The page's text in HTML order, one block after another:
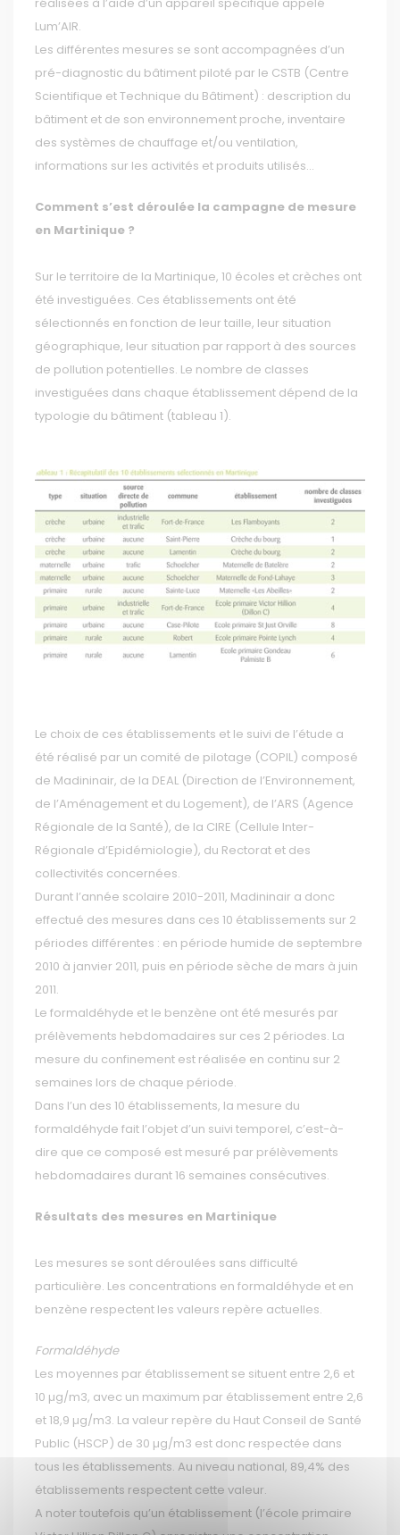
Lum’AIR.
Les différentes mesures se sont accompagnées d’un
pré-diagnostic du bâtiment piloté par le CSTB (Centre
Scientifique et Technique du Bâtiment) : description du
bâtiment et de son environnement proche, inventaire
des systèmes de chauffage et/ou ventilation,
informations sur les activités et produits utilisés...
Comment s’est déroulée la campagne de mesure
en Martinique ?
Sur le territoire de la Martinique, 10 écoles et crèches ont
été investiguées. Ces établissements ont été
sélectionnés en fonction de leur taille, leur situation
géographique, leur situation par rapport à des sources
de pollution potentielles. Le nombre de classes
investiguées dans chaque établissement dépend de la
typologie du bâtiment (tableau 1).
Le choix de ces établissements et le suivi de l’étude a
été réalisé par un comité de pilotage (COPIL) composé
de Madininair, de la DEAL (Direction de l’Environnement,
de l’Aménagement et du Logement), de l’ARS (Agence
Régionale de la Santé), de la CIRE (Cellule Inter-
Régionale d’Epidémiologie), du Rectorat et des
collectivités concernées.
Durant l’année scolaire 2010-2011, Madininair a donc
effectué des mesures dans ces 10 établissements sur 2
périodes différentes : en période humide de septembre
2010 à janvier 2011, puis en période sèche de mars à juin
2011.
Le formaldéhyde et le benzène ont été mesurés par
prélèvements hebdomadaires sur ces 2 périodes. La
mesure du confinement est réalisée en continu sur 2
semaines lors de chaque période.
Dans l’un des 10 établissements, la mesure du
formaldéhyde fait l’objet d’un suivi temporel, c’est-à-
dire que ce composé est mesuré par prélèvements
hebdomadaires durant 16 semaines consécutives.
Résultats des mesures en Martinique
Les mesures se sont déroulées sans difficulté
particulière. Les concentrations en formaldéhyde et en
benzène respectent les valeurs repère actuelles.
Formaldéhyde
Les moyennes par établissement se situent entre 2,6 et
10 µg/m3, avec un maximum par établissement entre 2,6
et 18,9 µg/m3. La valeur repère du Haut Conseil de Santé
Public (HSCP) de 30 µg/m3 est donc respectée dans
tous les établissements. Au niveau national, 89,4% des
établissements respectent cette valeur.
A noter toutefois qu’un établissement (l’école primaire